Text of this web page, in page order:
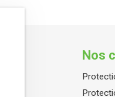
Nos